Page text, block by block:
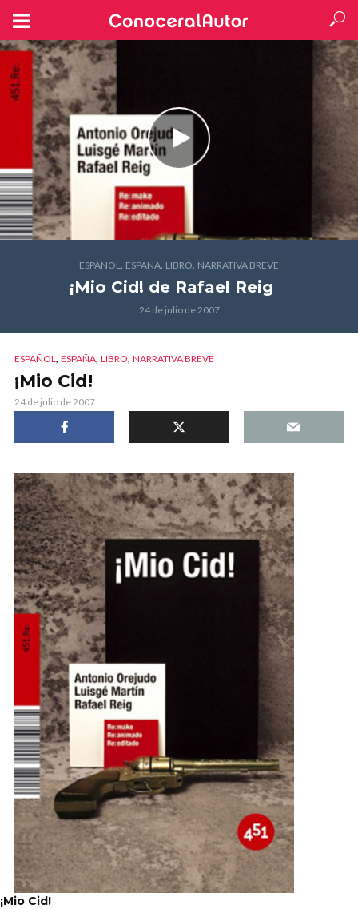
ESPAÑOL, ESPAÑA, LIBRO, NARRATIVA BREVE
¡Mio Cid! de Rafael Reig
24 de julio de 2007
ESPAÑOL, ESPAÑA, LIBRO, NARRATIVA BREVE
¡Mio Cid!
24 de julio de 2007
¡Mio Cid!